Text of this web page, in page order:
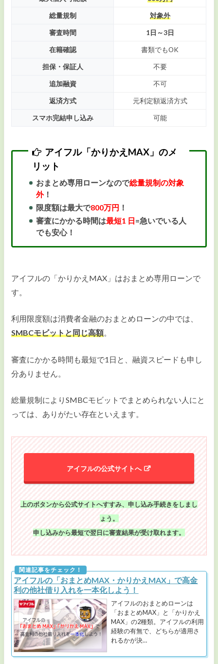
総量規制 対象外
審査時間 1日～3日
在籍確認 書類でもOK
担保・保証人 不要
追加融資 不可
返済方式 元利定額返済方式
スマホ完結申し込み 可能
アイフル「かりかえMAX」のメ
リット
おまとめ専用ローンなので総量規制の対象
外！
限度額は最大で800万円 ！
審査にかかる時間は最短1 日=急いでいる人
でも安心！
アイフルの「かりかえMAX」はおまとめ専用ローンで
す。
利用限度額は消費者金融のおまとめローンの中では、
SMBCモビットと同じ高額。
審査にかかる時間も最短で1日と、融資スピードも申し
分ありません。
総量規制によりSMBCモビットでまとめられない人にと
っては、ありがたい存在といえます。
アイフルの公式サイトへ
上のボタンから公式サイトへすすみ、申し込み手続きをしまし
ょう。
申し込みから最短で翌日に審査結果が受け取れます。
アイフルの「おまとめMAX・かりかえMAX」で高金
利の他社借り入れを一本化しよう！
アイフルのおまとめローンは
「おまとめMAX」と「かりかえ
MAX」の2種類。アイフルの利用
経験の有無で、どちらが適用さ
れるかが決…